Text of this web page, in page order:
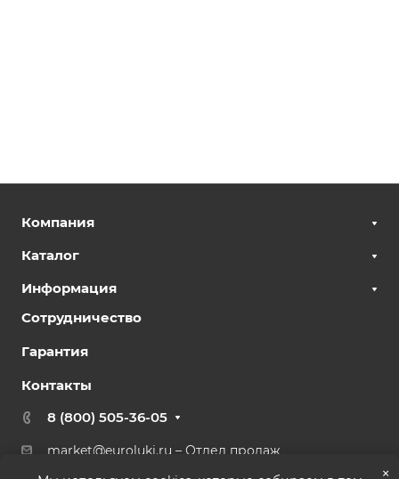
Компания
Каталог
Информация
Сотрудничество
Гарантия
Контакты
8 (800) 505-36-05
market@euroluki.ru – Отдел продаж
×